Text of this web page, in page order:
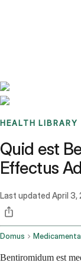
HEALTH LIBRARY
Quid est
Effectus
Last updated April 3,
Domus Medicamenta
Bentiromidum est